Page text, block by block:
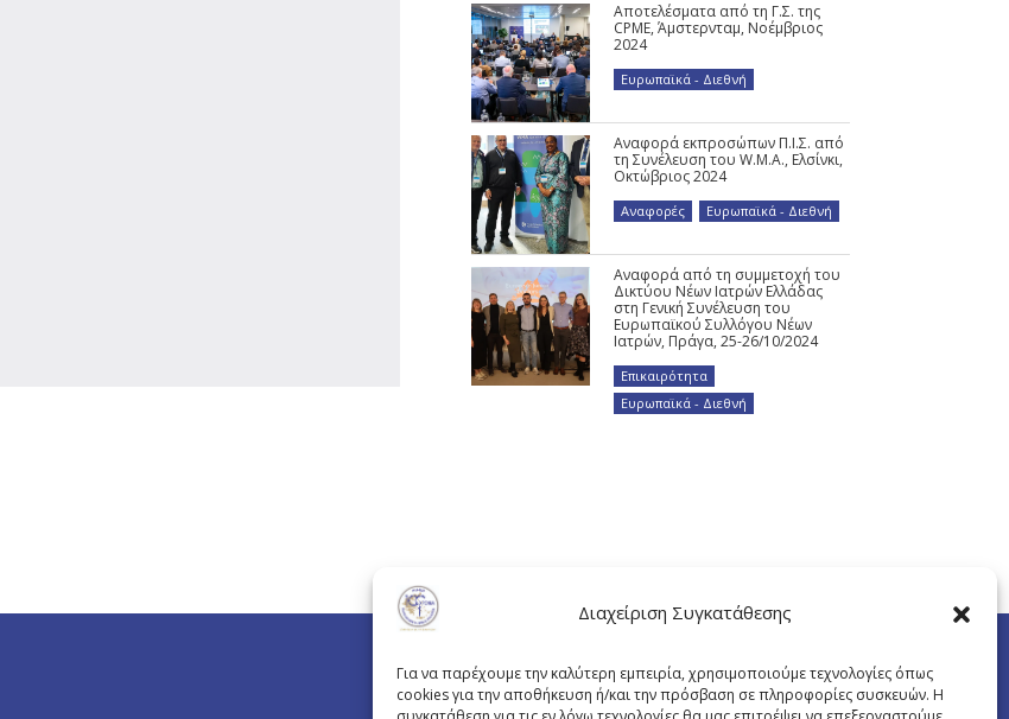
Διαχείριση Συγκατάθεσης
Για να παρέχουμε την καλύτερη εμπειρία, χρησιμοποιούμε τεχνολογίες όπως
cookies για την αποθήκευση ή/και την πρόσβαση σε πληροφορίες συσκευών. Η
Αποτελέσματα από τη Γ.Σ. της
CPME, Άμστερνταμ, Νοέμβριος
2024
Ευρωπαϊκά - Διεθνή
Αναφορά εκπροσώπων Π.Ι.Σ. από
τη Συνέλευση του W.M.A., Ελσίνκι,
Οκτώβριος 2024
Αναφορές Ευρωπαϊκά - Διεθνή
Αναφορά από τη συμμετοχή του
Δικτύου Νέων Ιατρών Ελλάδας
στη Γενική Συνέλευση του
Ευρωπαϊκού Συλλόγου Νέων
Ιατρών, Πράγα, 25-26/10/2024
Επικαιρότητα
Ευρωπαϊκά - Διεθνή